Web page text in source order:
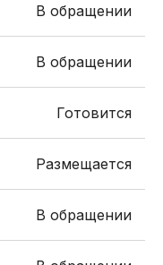
В обращении
В обращении
Готовится
Размещается
В обращении